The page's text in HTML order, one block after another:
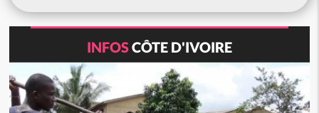
INFOSCÔTE D'IVOIRE